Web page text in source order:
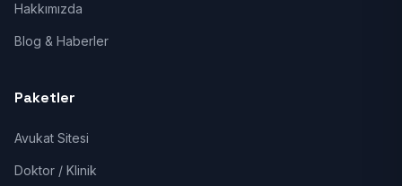
Hakkımızda
Blog & Haberler
Paketler
Avukat Sitesi
Doktor / Klinik